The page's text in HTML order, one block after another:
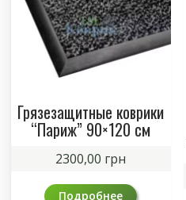
Грязезащитные коврики
“Париж” 90×120 см
2300,00 грн
Подробнее